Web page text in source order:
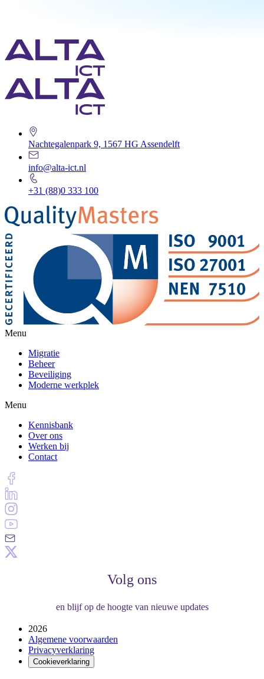
Nachtegalenpark 9, 1567 HG Assendelft
info@alta-ict.nl
+31 (88)0 333 100
Menu
Migratie
Beheer
Beveiliging
Moderne werkplek
Menu
Kennisbank
Over ons
Werken bij
Contact
Volg ons
en blijf op de hoogte van nieuwe updates
2026
Algemene voorwaarden
Privacyverklaring
Cookieverklaring